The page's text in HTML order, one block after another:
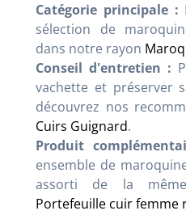
Catégorie principale :
sélection de
dans notre rayon
Conseil d'entretien :
vachette et préserver
découvrez nos
Cuirs Guignard.
Produit
ensemble de
assorti de la
Portefeuille cuir femme